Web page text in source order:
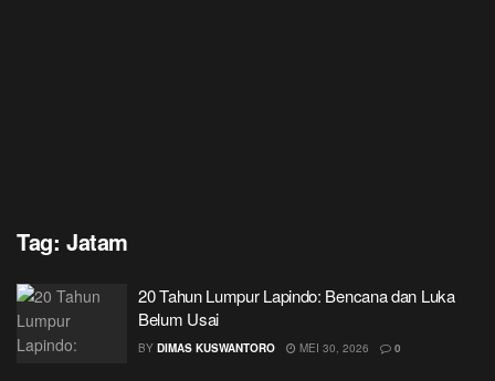
Tag: Jatam
20 Tahun Lumpur Lapindo: Bencana dan Luka
Belum Usai
BY DIMAS KUSWANTORO MEI 30, 2026 0